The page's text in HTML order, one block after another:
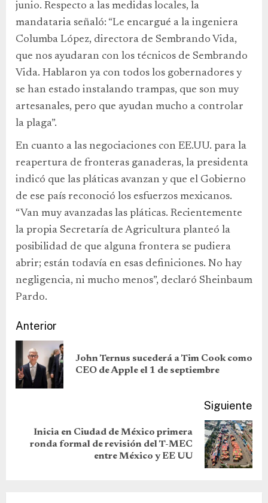
junio. Respecto a las medidas locales, la
mandataria señaló: “Le encargué a la ingeniera
Columba López, directora de Sembrando Vida,
que nos ayudaran con los técnicos de Sembrando
Vida. Hablaron ya con todos los gobernadores y
se han estado instalando trampas, que son muy
artesanales, pero que ayudan mucho a controlar
la plaga”.
En cuanto a las negociaciones con EE.UU. para la
reapertura de fronteras ganaderas, la presidenta
indicó que las pláticas avanzan y que el Gobierno
de ese país reconoció los esfuerzos mexicanos.
“Van muy avanzadas las pláticas. Recientemente
la propia Secretaría de Agricultura planteó la
posibilidad de que alguna frontera se pudiera
abrir; están todavía en esas definiciones. No hay
negligencia, ni mucho menos”, declaró Sheinbaum
Pardo.
Anterior
John Ternus sucederá a Tim Cook como
CEO de Apple el 1 de septiembre
Siguiente
Inicia en Ciudad de México primera
ronda formal de revisión del T-MEC
entre México y EE UU